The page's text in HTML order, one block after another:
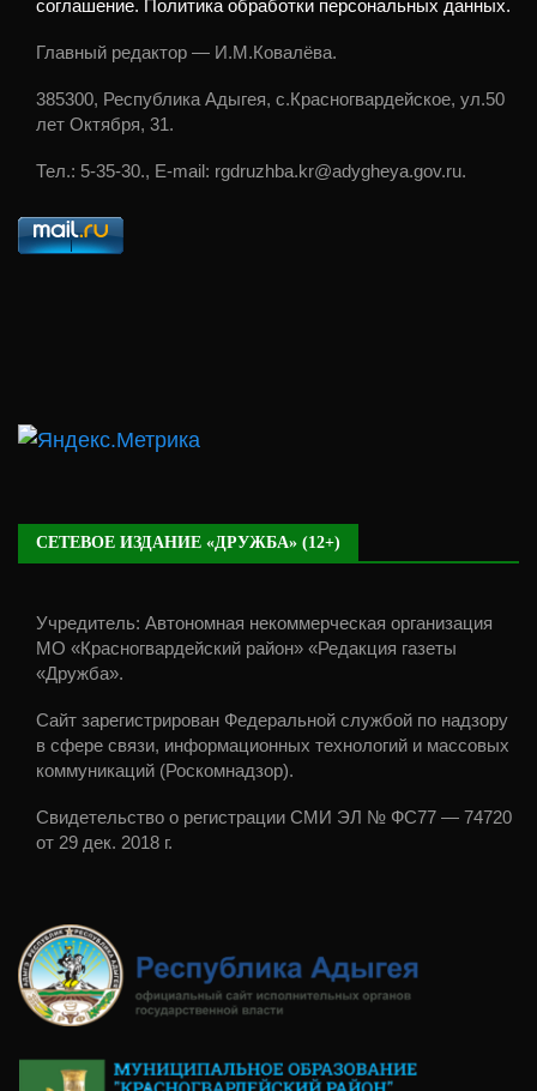
соглашение. Политика обработки персональных данных.
Главный редактор — И.М.Ковалёва.
385300, Республика Адыгея, с.Красногвардейское, ул.50
лет Октября, 31.
Тел.: 5-35-30., E-mail: rgdruzhba.kr@adygheya.gov.ru.
СЕТЕВОЕ ИЗДАНИЕ «ДРУЖБА» (12+)
Учредитель: Автономная некоммерческая организация
МО «Красногвардейский район» «Редакция газеты
«Дружба».
Сайт зарегистрирован Федеральной службой по надзору
в сфере связи, информационных технологий и массовых
коммуникаций (Роскомнадзор).
Свидетельство о регистрации СМИ ЭЛ № ФС77 — 74720
от 29 дек. 2018 г.